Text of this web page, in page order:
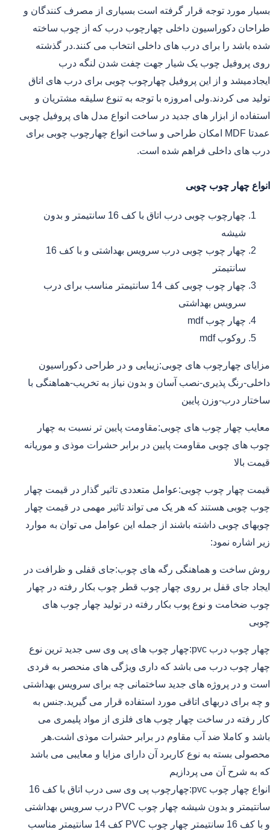
بسیار مورد توجه قرار گرفته است بسیاری از مصرف کنندگان و
طراحان دکوراسیون داخلی چهارچوب درب که از چوب ساخته
شده باشد را برای درب های داخلی انتخاب می کنند.در گذشته
روی پروفیل چوب یک شیار جهت چفت شدن لنگه درب
ایجادمیشد و از این پروفیل چهارچوب چوبی برای درب های اتاق
تولید می کردند.ولی امروزه با توجه به تنوع سلیقه مشتریان و
استفاده از ابزار های جدید در ساخت انواع مدل های پروفیل چوبی
عمدتا MDF امکان طراحی و ساخت انواع چهارچوب چوبی برای
درب های داخلی فراهم شده است.
انواع چهار چوب چوبی
چهارچوب چوبی درب اتاق با کف 16 سانتیمتر و بدون
شیشه
چهار چوب چوبی درب سرویس بهداشتی و با کف 16
سانتیمتر
چهار چوب چوبی کف 14 سانتیمتر مناسب برای درب
سرویس بهداشتی
چهار چوب mdf
روکوب mdf
مزایای چهارچوب های چوبی:زیبایی و در طراحی دکوراسیون
داخلی-رنگ پذیری-نصب آسان و بدون نیاز به تخریب-هماهنگی با
ساختار درب-وزن پایین
معایب چهار چوب های چوبی:مقاومت پایین تر نسبت به چهار
چوب های چوبی مقاومت پایین در برابر حشرات موذی و موریانه
قیمت بالا
قیمت چهار چوب چوبی:عوامل متعددی تاثیر گذار در قیمت چهار
چوب چوبی هستند که هر یک می تواند تاثیر مهمی در قیمت چهار
چوبهای چوبی داشته باشند از جمله این عوامل می توان به موارد
زیر اشاره نمود:
روش ساخت و هماهنگی رگه های چوب:جای قفلی و ظرافت در
ایجاد جای قفل بر روی چهار چوب قطر چوب بکار رفته در چهار
چوب ضخامت و نوع پوب بکار رفته در تولید چهار چوب های
چوبی
چهار چوب درب pvc:چهار چوب های پی وی سی جدید ترین نوع
چهار چوب درب می باشد که داری ویژگی های منحصر به فردی
است و در پروژه های جدید ساختمانی چه برای سرویس بهداشتی
و چه برای دربهای اتاقی مورد استفاده قرار می گیرید.جنس به
کار رفته در ساخت چهار چوب های فلزی از مواد پلیمری می
باشد و کاملا ضد آب مقاوم در برابر حشرات موذی اشت.هر
محصولی بسته به نوع کاربرد آن دارای مزایا و معایبی می باشد
که به شرح آن می پردازیم
انواع چهار چوب pvc:چهارچوب پی وی سی درب اتاق با کف 16
سانتیمتر و بدون شیشه چهار چوب PVC درب سرویس بهداشتی
و با کف 16 سانتیمتر چهار چوب PVC کف 14 سانتیمتر مناسب